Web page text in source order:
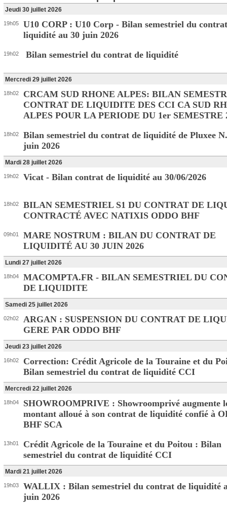
Jeudi 30 juillet 2026
19h05
U10 CORP : U10 Corp - Bilan semestriel du
liquidité au 30 juin 2026
19h02 Bilan semestriel du contrat de liquidité
Mercredi 29 juillet 2026
18h02
CRCAM SUD RHONE ALPES: BILAN
CONTRAT DE LIQUIDITE DES CCI CA SUD
ALPES POUR LA PERIODE DU 1er SEMESTRE
18h02
Bilan semestriel du contrat de liquidité de Pluxee
juin 2026
Mardi 28 juillet 2026
19h02 Vicat - Bilan contrat de liquidité au 30/06/2026
18h02
BILAN SEMESTRIEL S1 DU CONTRAT DE
CONTRACTÉ AVEC NATIXIS ODDO BHF
09h01
MARE NOSTRUM : BILAN DU CONTRAT DE
LIQUIDITÉ AU 30 JUIN 2026
Lundi 27 juillet 2026
18h04
MACOMPTA.FR - BILAN SEMESTRIEL DU
DE LIQUIDITE
Samedi 25 juillet 2026
02h02
ARGAN : SUSPENSION DU CONTRAT DE
GERE PAR ODDO BHF
Jeudi 23 juillet 2026
16h02
Correction: Crédit Agricole de la Touraine et du
Bilan semestriel du contrat de liquidité CCI
Mercredi 22 juillet 2026
18h04
SHOWROOMPRIVE : Showroomprivé augmente
montant alloué à son contrat de liquidité confié à
BHF SCA
13h01
Crédit Agricole de la Touraine et du Poitou : Bilan
semestriel du contrat de liquidité CCI
Mardi 21 juillet 2026
19h03
WALLIX : Bilan semestriel du contrat de liquidité
juin 2026